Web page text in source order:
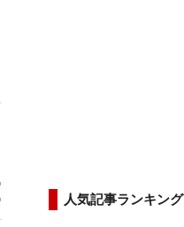
人気記事ランキング